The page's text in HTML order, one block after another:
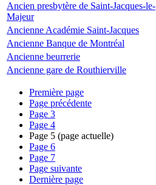
Ancien presbytère de Saint-Jacques-le-
Majeur
Ancienne Académie Saint-Jacques
Ancienne Banque de Montréal
Ancienne beurrerie
Ancienne gare de Routhierville
Première page
Page précédente
Page 3
Page 4
Page 5 (page actuelle)
Page 6
Page 7
Page suivante
Dernière page